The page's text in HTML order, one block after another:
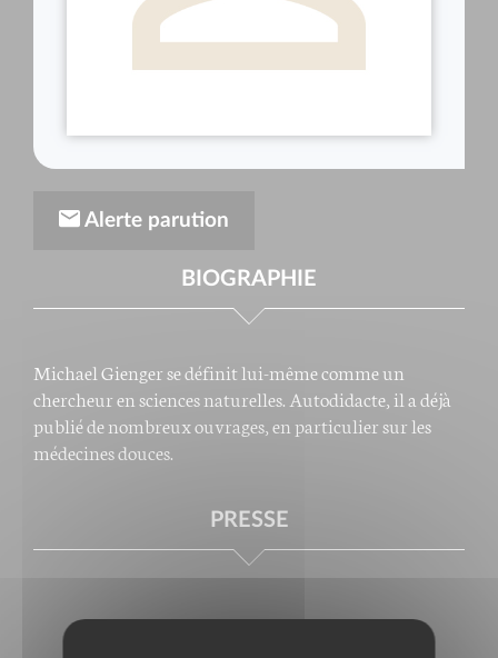
Alerte parution
BIOGRAPHIE
Michael Gienger se définit lui-même comme un
chercheur en sciences naturelles. Autodidacte, il a déjà
publié de nombreux ouvrages, en particulier sur les
médecines douces.
PRESSE